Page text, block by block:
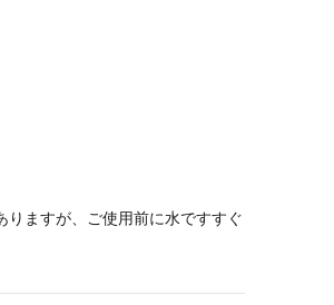
ますが、ご使用前に水ですすぐ